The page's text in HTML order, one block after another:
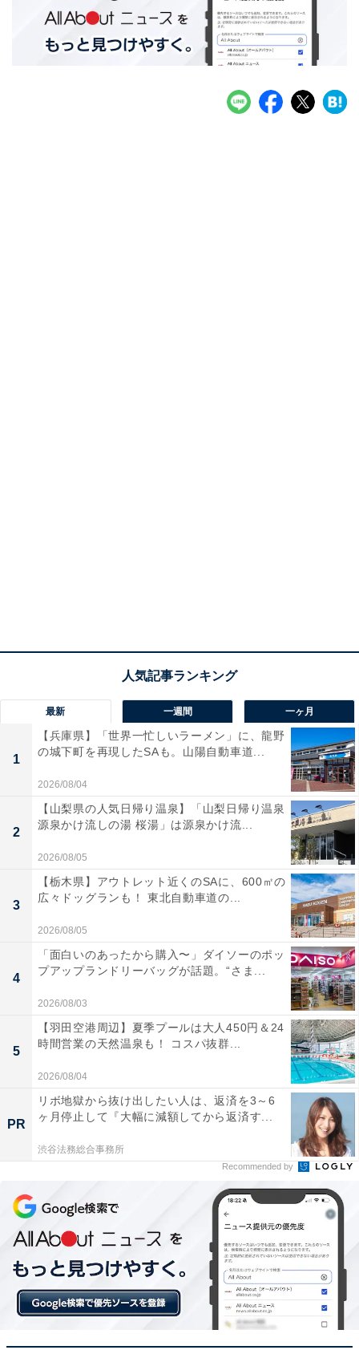
最新 一週間 一ヶ月
1
【兵庫県】「世界一忙しいラーメン」に、龍野
の城下町を再現したSAも。山陽自動車道...
2026/08/04
2
【山梨県の人気日帰り温泉】「山梨日帰り温泉
源泉かけ流しの湯 桜湯」は源泉かけ流...
2026/08/05
3
【栃木県】アウトレット近くのSAに、600㎡の
広々ドッグランも！ 東北自動車道の...
2026/08/05
4
「面白いのあったから購入〜」ダイソーのポッ
プアップランドリーバッグが話題。“さま...
2026/08/03
5
【羽田空港周辺】夏季プールは大人450円＆24
時間営業の天然温泉も！ コスパ抜群...
2026/08/04
PR
リボ地獄から抜け出したい人は、返済を3～6
ヶ月停止して『大幅に減額してから返済す...
渋谷法務総合事務所
Recommended by